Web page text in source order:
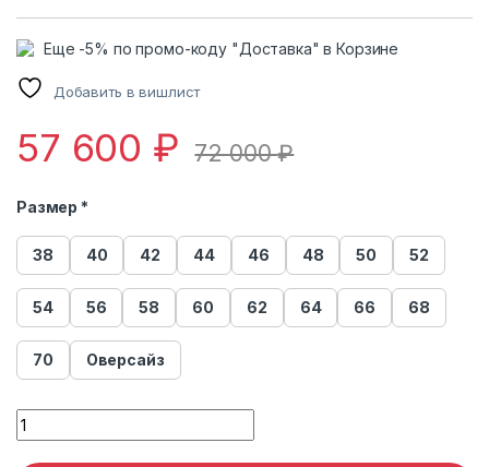
Еще -5% по промо-коду "Доставка" в Корзине
Добавить в вишлист
57 600 ₽ 72 000₽
Размер *
38 40 42 44 46 48 50 52
54 56 58 60 62 64 66 68
70 Оверсайз
Дубленка мужская Viva Dolce Vita 99747 quantity